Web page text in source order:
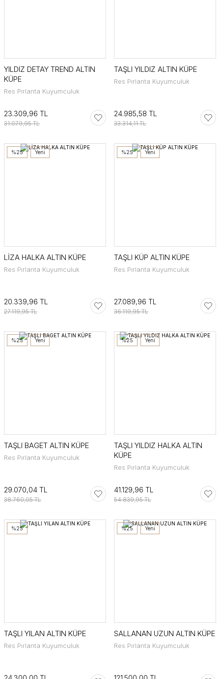
YILDIZ DETAY TREND ALTIN
KÜPE
Res Pırlanta Kuyumculuk
23.309,96 TL
31.079,95 TL
TAŞLI YILDIZ ALTIN KÜPE
Res Pırlanta Kuyumculuk
24.985,58 TL
33.314,11 TL
%25 Yeni
LİZA HALKA ALTIN KÜPE
Res Pırlanta Kuyumculuk
20.339,96 TL
27.119,95 TL
%25 Yeni
TAŞLI KÜP ALTIN KÜPE
Res Pırlanta Kuyumculuk
27.089,96 TL
36.119,95 TL
%25 Yeni
TAŞLI BAGET ALTIN KÜPE
Res Pırlanta Kuyumculuk
29.070,04 TL
38.760,05 TL
%25 Yeni
TAŞLI YILDIZ HALKA ALTIN
KÜPE
Res Pırlanta Kuyumculuk
41.129,96 TL
54.839,95 TL
%25
TAŞLI YILAN ALTIN KÜPE
Res Pırlanta Kuyumculuk
%25 Yeni
SALLANAN UZUN ALTIN KÜPE
Res Pırlanta Kuyumculuk